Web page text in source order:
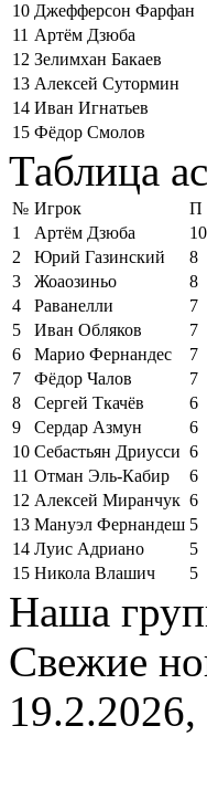
10 Джефферсон Фарфан
11 Артём Дзюба
12 Зелимхан Бакаев
13 Алексей Сутормин
14 Иван Игнатьев
15 Фёдор Смолов
Таблица
№ Игрок
П
1
Артём Дзюба
10
2
Юрий Газинский
8
3
Жоаозиньо
8
4
Раванелли
7
5
Иван Обляков
7
6
Марио Фернандес
7
7
Фёдор Чалов
7
8
Сергей Ткачёв
6
9
Сердар Азмун
6
10 Себастьян Дриусси 6
11 Отман Эль-Кабир
6
12 Алексей Миранчук 6
13 Мануэл Фернандеш 5
14 Луис Адриано
5
15 Никола Влашич 5
Наша
Свежие